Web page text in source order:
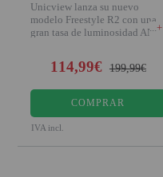
Unicview lanza su nuevo
modelo Freestyle R2 con una
gran tasa de luminosidad ANSI+
114,99€ 199,99€
COMPRAR
IVA incl.